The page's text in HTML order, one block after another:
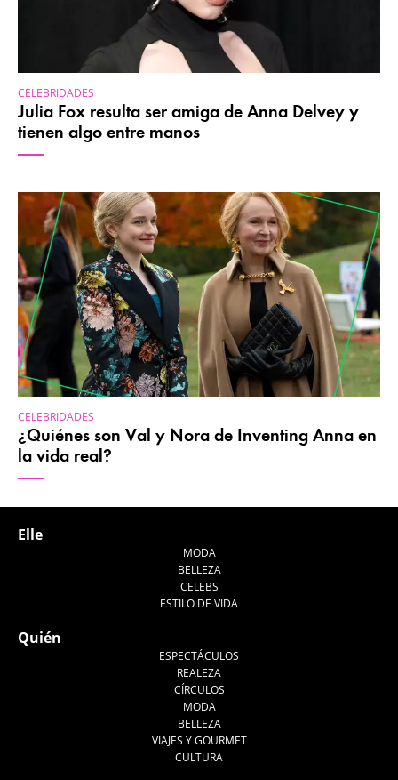
CELEBRIDADES
Julia Fox resulta ser amiga de Anna Delvey y
tienen algo entre manos
CELEBRIDADES
¿Quiénes son Val y Nora de Inventing Anna en
la vida real?
Elle
MODA
BELLEZA
CELEBS
ESTILO DE VIDA
Quién
ESPECTÁCULOS
REALEZA
CÍRCULOS
MODA
BELLEZA
VIAJES Y GOURMET
CULTURA